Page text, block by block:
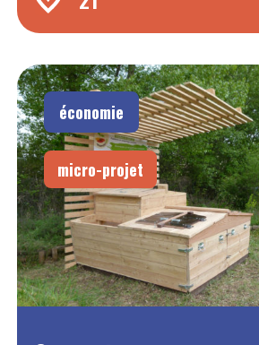
économie
micro-projet